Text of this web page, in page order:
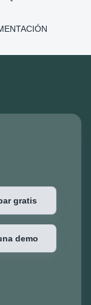
gratis
demo